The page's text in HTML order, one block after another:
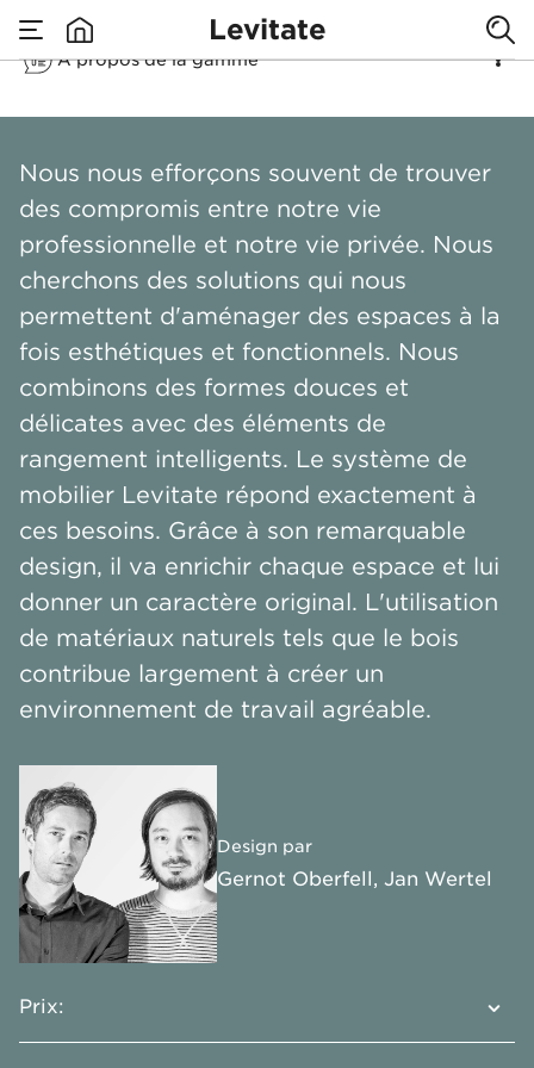
Levitate
À propos de la gamme
Levitate
Nous nous efforçons souvent de trouver
des compromis entre notre vie
professionnelle et notre vie privée. Nous
cherchons des solutions qui nous
permettent d'aménager des espaces à la
fois esthétiques et fonctionnels. Nous
combinons des formes douces et
délicates avec des éléments de
rangement intelligents. Le système de
mobilier Levitate répond exactement à
ces besoins. Grâce à son remarquable
design, il va enrichir chaque espace et lui
donner un caractère original. L'utilisation
de matériaux naturels tels que le bois
contribue largement à créer un
environnement de travail agréable.​
Design par
Gernot Oberfell, Jan Wertel
Prix: